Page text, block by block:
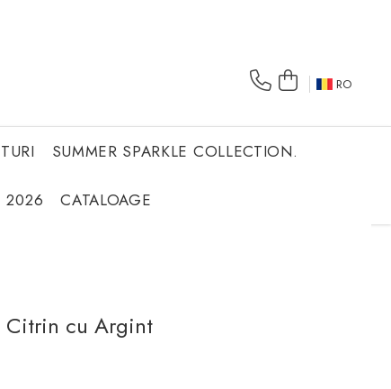
RO
SUMMER SPARKLE COLLECTION.
2026 CATALOAGE
Citrin cu Argint